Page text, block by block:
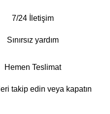
7/24 İletişim
Sınırsız yardım
Hemen Teslimat
takip edin veya kapatın